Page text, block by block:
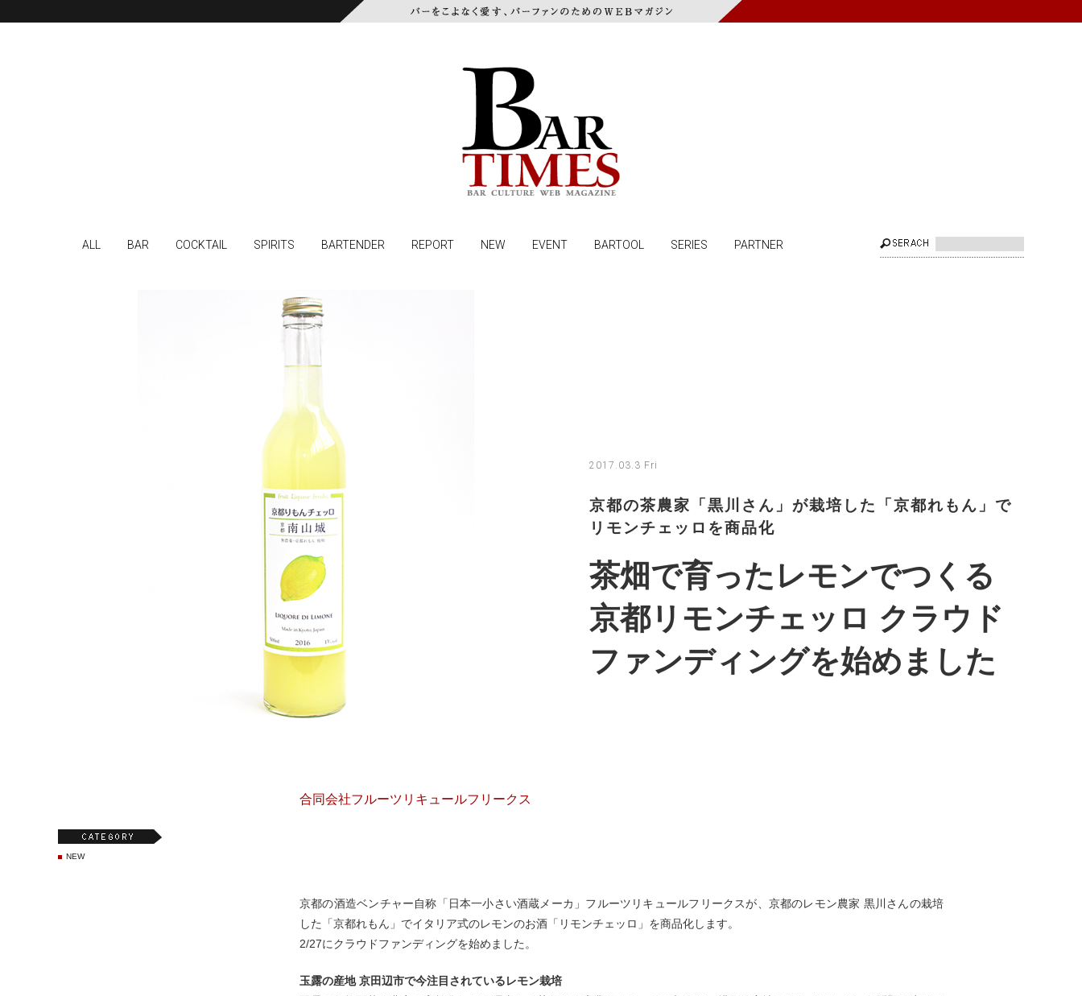
ALL BAR COCKTAIL SPIRITS BARTENDER REPORT NEW EVENT BARTOOL SERIES PARTNER
2017.03.3 Fri
京都の茶農家「黒川さん」が栽培した「京都れもん」で
リモンチェッロを商品化
茶畑で育ったレモンでつくる
京都リモンチェッロ クラウド
ファンディングを始めました
合同会社フルーツリキュールフリークス
京都の酒造ベンチャー自称「日本一小さい酒蔵メーカ」フルーツリキュールフリークスが、京都のレモン農家 黒川さんの栽培
した「京都れもん」でイタリア式のレモンのお酒「リモンチェッロ」を商品化します。
2/27にクラウドファンディングを始めました。
玉露の産地 京田辺市で今注目されているレモン栽培
NEW